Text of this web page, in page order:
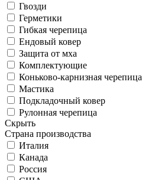
Гвозди
Герметики
Гибкая черепица
Ендовый ковер
Защита от мха
Комплектующие
Коньково-карнизная черепица
Мастика
Подкладочный ковер
Рулонная черепица
Скрыть
Страна производства
Италия
Канада
Россия